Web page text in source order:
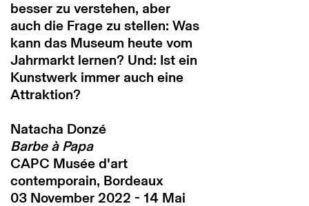
besser zu verstehen, aber
auch die Frage zu stellen: Was
kann das Museum heute vom
Jahrmarkt lernen? Und: Ist ein
Kunstwerk immer auch eine
Attraktion?
Natacha Donzé
Barbe à Papa
CAPC Musée d'art
contemporain, Bordeaux
03 November 2022 - 14 Mai